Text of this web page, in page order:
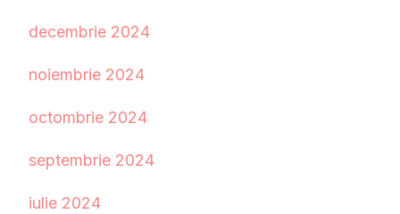
decembrie 2024
noiembrie 2024
octombrie 2024
septembrie 2024
iulie 2024